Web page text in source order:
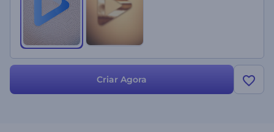
Criar Agora